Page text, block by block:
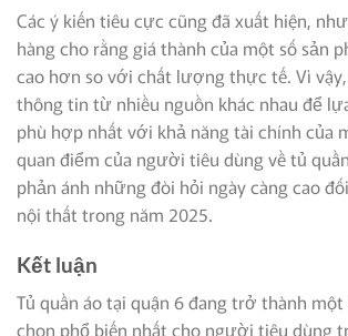
Các ý kiến tiêu cực cũng đã xuất hiện,
hàng cho rằng giá thành của một số sản
cao hơn so với chất lượng thực tế. Vì
thông tin từ nhiều nguồn khác nhau để
phù hợp nhất với khả năng tài chính của
quan điểm của người tiêu dùng về tủ
phản ánh những đòi hỏi ngày càng cao
nội thất trong năm 2025.
Kết luận
Tủ quần áo tại quận 6 đang trở thành
chọn phổ biến nhất cho người tiêu dùng